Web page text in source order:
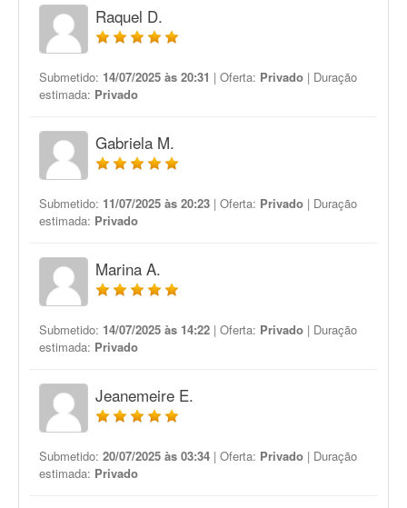
Raquel D.
Submetido: 14/07/2025 às 20:31 | Oferta: Privado | Duração
estimada: Privado
Gabriela M.
Submetido: 11/07/2025 às 20:23 | Oferta: Privado | Duração
estimada: Privado
Marina A.
Submetido: 14/07/2025 às 14:22 | Oferta: Privado | Duração
estimada: Privado
Jeanemeire E.
Submetido: 20/07/2025 às 03:34 | Oferta: Privado | Duração
estimada: Privado